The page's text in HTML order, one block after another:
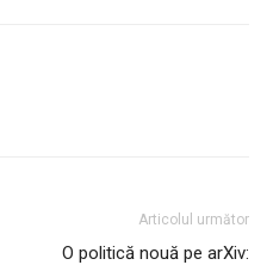
Articolul următor
O politică nouă pe arXiv: